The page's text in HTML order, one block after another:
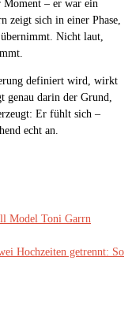
Moment – er war ein
zeigt sich in einer Phase,
Nicht laut,
definiert wird, wirkt
genau darin der Grund,
Er fühlt sich –
echt an.
Model Toni Garrn
Hochzeiten getrennt: So